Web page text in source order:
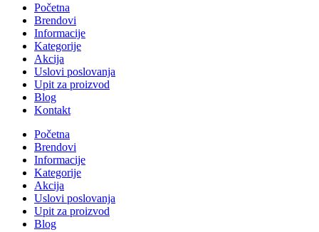
Početna
Brendovi
Informacije
Kategorije
Akcija
Uslovi poslovanja
Upit za proizvod
Blog
Kontakt
Početna
Brendovi
Informacije
Kategorije
Akcija
Uslovi poslovanja
Upit za proizvod
Blog